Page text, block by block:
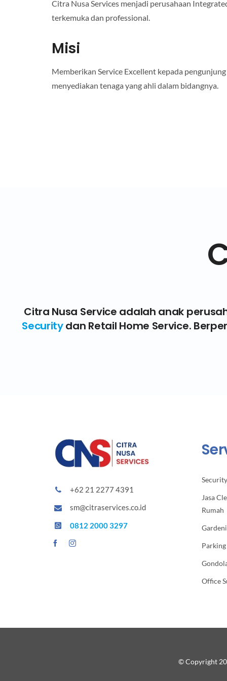
Citra Nusa Services menjadi perusahaan
terkemuka dan professional.
Misi
Memberikan Service Excellent kepada
menyediakan tenaga yang ahli dalam bidangnya.
Citra Nusa Service adalah anak
Securitydan Retail Home Service.
+62 21 2277 4391
sm@citraservices.co.id
0812 2000 3297
Jasa
Rumah
Office
© Copyright